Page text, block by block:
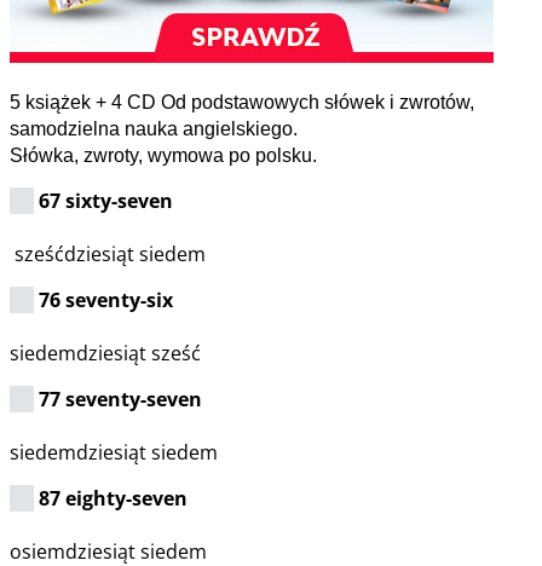
5 książek + 4 CD Od podstawowych słówek i zwrotów,
samodzielna nauka angielskiego.
Słówka, zwroty, wymowa po polsku.
67 sixty-seven
sześćdziesiąt siedem
76 seventy-six
siedemdziesiąt sześć
77 seventy-seven
siedemdziesiąt siedem
87 eighty-seven
osiemdziesiąt siedem